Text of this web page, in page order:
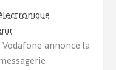
annonce la